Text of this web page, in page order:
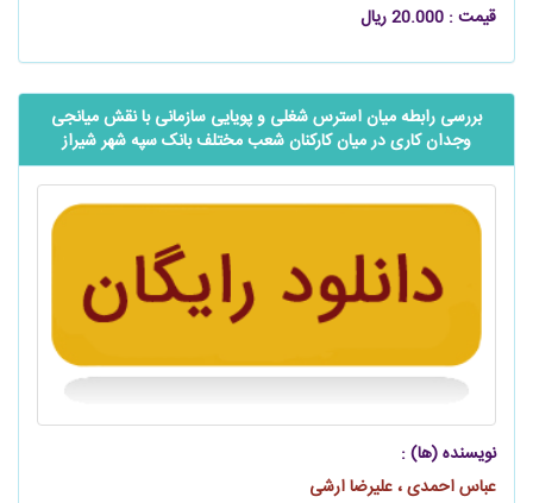
قیمت : 20.000 ریال
بررسی رابطه میان استرس شغلی و پویایی سازمانی با نقش میانجی
وجدان کاری در میان کارکنان شعب مختلف بانک سپه شهر شیراز
نویسنده (ها) :
عباس احمدی ، علیرضا ارشی